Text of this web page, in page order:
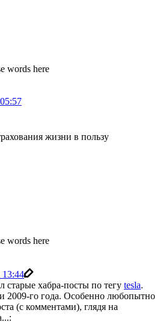
words here
жизни в пользу
words here
13:44
старые хабра-посты по тегу tesla.
2009-го года. Особенно любопытно
(с комментами), глядя на